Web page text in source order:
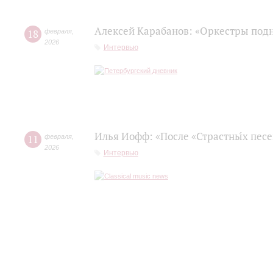
18 февраля
2026
Алексей Карабанов: «Оркестры
Интервью
11 февраля
2026
Илья Иофф: «После «Страстны́х
Интервью